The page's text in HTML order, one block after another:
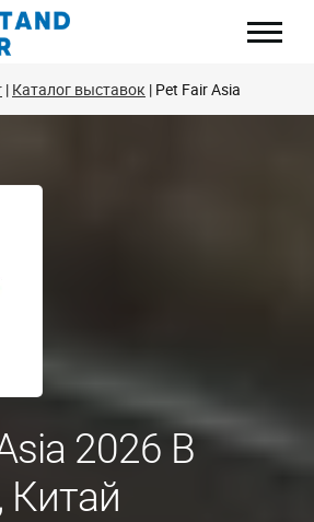
Каталог выставок Pet Fair Asia
2026 В
Китай